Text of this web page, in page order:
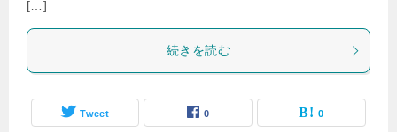
[…]
続きを読む
Tweet 0 0